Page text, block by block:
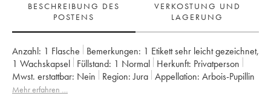
BESCHREIBUNG DES
POSTENS
VERKOSTUNG UND
LAGERUNG
Anzahl: 1 Flasche Bemerkungen: 1 Etikett sehr leicht gezeichnet,
1 Wachskapsel Füllstand: 1 Normal Herkunft:
privatperson
Mwst. erstattbar:
nein Region: Jura Appellation:
Arbois-Pupillin
Eigentümer:
Mehr erfahren …